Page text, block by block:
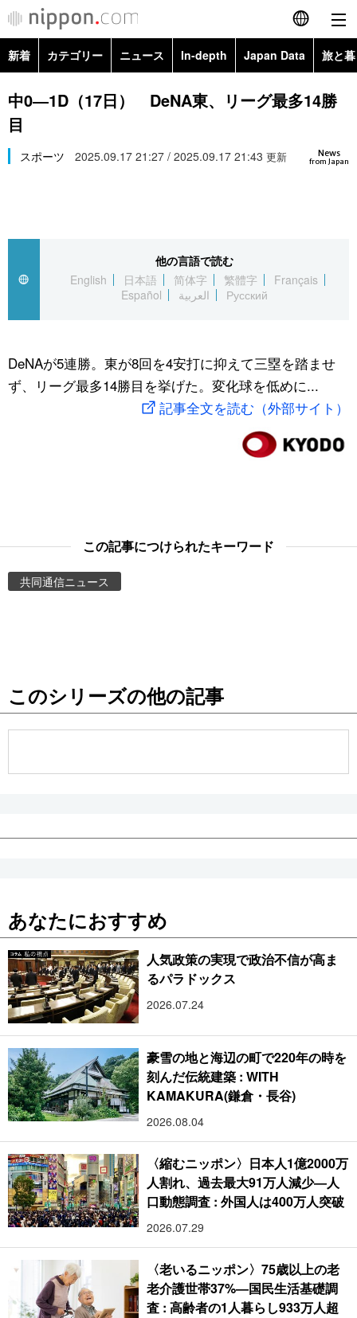
English
简体字
Русский
カテゴリー
経済・ビジネス
国際
文化
トップ
アーカイブ
In-depth
Japan Data
動画/Live
お知らせ
新着 カテゴリー ニュース In-depth Japan Data 旅と
政治・外交
経済・ビジネス
スポーツ・東京2020
Topics
中0―1D（17日） DeNA東、リーグ最多14勝
目
News
from Japan
スポーツ 2025.09.17 21:27 / 2025.09.17 21:43 更新
他の言語で読む
English
日本語 简体字 繁體字
Français
Español
العربية Русский
DeNAが5連勝。東が8回を4安打に抑えて三塁を踏ませ
ず、リーグ最多14勝目を挙げた。変化球を低めに...
記事全文を読む（外部サイト）
この記事につけられたキーワード
共同通信ニュース
このシリーズの他の記事
あなたにおすすめ
人気政策の実現で政治不信が高ま
るパラドックス
2026.07.24
豪雪の地と海辺の町で220年の時を
刻んだ伝統建築 : WITH
KAMAKURA(鎌倉・長谷)
2026.08.04
〈縮むニッポン〉日本人1億2000万
人割れ、過去最大91万人減少―人
口動態調査 : 外国人は400万人突破
2026.07.29
〈老いるニッポン〉75歳以上の老
老介護世帯37%―国民生活基礎調
査 : 高齢者の1人暮らし933万人超